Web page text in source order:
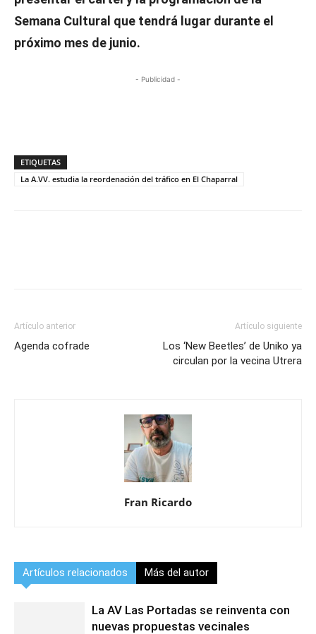
Semana Cultural que tendrá lugar durante el
próximo mes de junio.
- Publicidad -
ETIQUETAS
La A.VV. estudia la reordenación del tráfico en El Chaparral
Artículo anterior
Agenda cofrade
Artículo siguiente
Los ‘New Beetles’ de Uniko ya
circulan por la vecina Utrera
Fran Ricardo
Artículos relacionados Más del autor
La AV Las Portadas se reinventa con
nuevas propuestas vecinales